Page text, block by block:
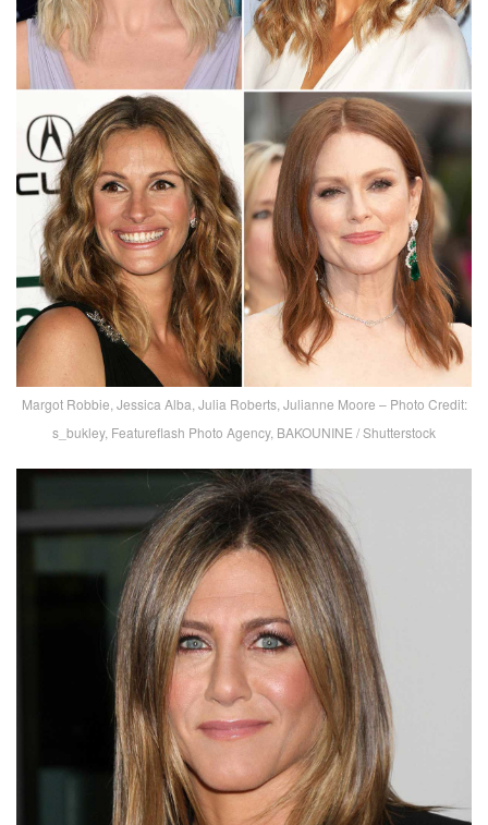
Margot Robbie, Jessica Alba, Julia Roberts, Julianne Moore – Photo Credit:
s_bukley, Featureflash Photo Agency, BAKOUNINE / Shutterstock